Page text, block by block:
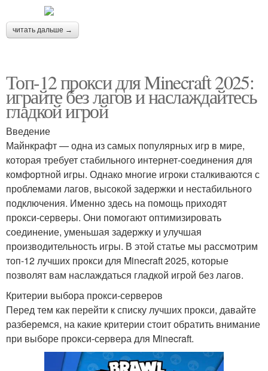
читать дальше →
Топ-12 прокси для Minecraft 2025:
играйте без лагов и наслаждайтесь
гладкой игрой
Введение
Майнкрафт — одна из самых популярных игр в мире,
которая требует стабильного интернет-соединения для
комфортной игры. Однако многие игроки сталкиваются с
проблемами лагов, высокой задержки и нестабильного
подключения. Именно здесь на помощь приходят
прокси-серверы. Они помогают оптимизировать
соединение, уменьшая задержку и улучшая
производительность игры. В этой статье мы рассмотрим
топ-12 лучших прокси для Minecraft 2025, которые
позволят вам наслаждаться гладкой игрой без лагов.
Критерии выбора прокси-серверов
Перед тем как перейти к списку лучших прокси, давайте
разберемся, на какие критерии стоит обратить внимание
при выборе прокси-сервера для Minecraft.